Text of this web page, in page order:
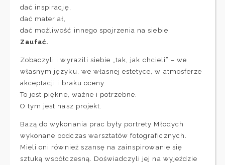
dać inspirację,
dać materiał,
dać możliwość innego spojrzenia na siebie.
Zaufać.
Zobaczyli i wyrazili siebie „tak, jak chcieli” – we
własnym języku, we własnej estetyce, w atmosferze
akceptacji i braku oceny.
To jest piękne, ważne i potrzebne.
O tym jest nasz projekt.
Bazą do wykonania prac były portrety Młodych
wykonane podczas warsztatów fotograficznych.
Mieli oni również szansę na zainspirowanie się
sztuką współczesną. Doświadczyli jej na wyjeździe